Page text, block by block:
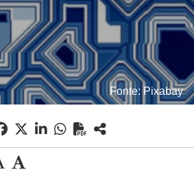
Fonte: Pixabay